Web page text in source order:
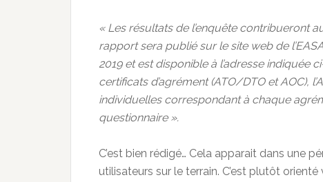
« Les résultats de l’enquête contribueront
rapport sera publié sur le site web de
2019 et est disponible à l’adresse
certificats d’agrément (ATO/DTO et AOC),
individuelles correspondant à chaque
questionnaire ».
C’est bien rédigé… Cela apparait dans une
utilisateurs sur le terrain. C’est plutôt